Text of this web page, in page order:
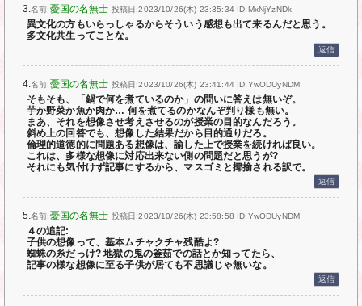
3.名前:憂国の名無士 投稿日:2023/10/26(木) 23:35:34 ID:MxNjYzNDk
異文化の方もいらっしゃるからそういう感想も出て来るんだと思う。
多文化共生ってことな。
返信
4.名前:憂国の名無士 投稿日:2023/10/26(木) 23:41:44 ID:YwODUyNDM
そもそも、「鍋で何を煮ているのか」の問いに答えは無いぞ。
芋か野菜か魚か肉か… 何を煮てるのかなんぞ判り様も無い。
まあ、それを想像させ考えさせるのが授業の目的なんだろう。
斜め上の回答でも、想像した結果だから目的通りだろ。
倫理的道徳的に問題ある想像は、諭した上で授業を続ければ良い。
これは、多様な想像に対応出来ない側の問題だと思うが?
それにも気付けず記事にするから、マスゴミと揶揄される訳で。
返信
5.名前:憂国の名無士 投稿日:2023/10/26(木) 23:58:58 ID:YwODUyNDM
４の追記:
子供の想像って、基本ムチャクチャ残酷よ?
蜘蛛の糸だっけ? 地獄の鬼の釜茹での話とか知ってたら、
記事の様な想像に至る子供が居ても不思議じゃ無いな。
返信